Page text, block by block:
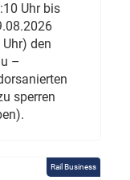
Uhr bis
den
–
sperren
Rail Business